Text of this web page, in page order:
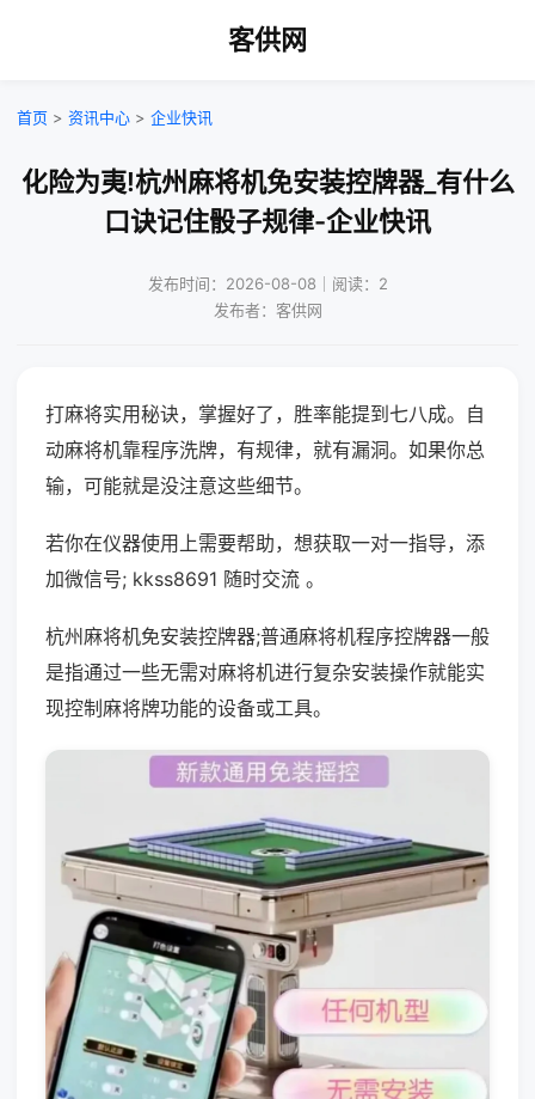
客供网
首页 > 资讯中心 > 企业快讯
化险为夷!杭州麻将机免安装控牌器_有什么
口诀记住骰子规律-企业快讯
发布时间：2026-08-08｜阅读：2
发布者：客供网
打麻将实用秘诀，掌握好了，胜率能提到七八成。自
动麻将机靠程序洗牌，有规律，就有漏洞。如果你总
输，可能就是没注意这些细节。
若你在仪器使用上需要帮助，想获取一对一指导，添
加微信号; kkss8691 随时交流 。
杭州麻将机免安装控牌器;普通麻将机程序控牌器一般
是指通过一些无需对麻将机进行复杂安装操作就能实
现控制麻将牌功能的设备或工具。